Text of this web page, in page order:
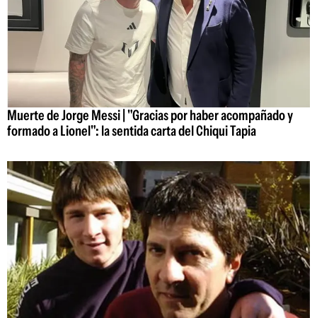
Muerte de Jorge Messi | "Gracias por haber acompañado y
formado a Lionel": la sentida carta del Chiqui Tapia